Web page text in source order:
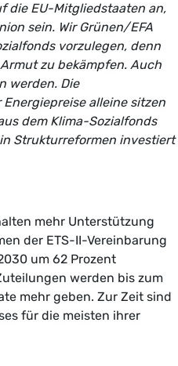
die EU-Mitgliedstaaten an,
sein. Wir Grünen/EFA
vorzulegen, denn
zu bekämpfen. Auch
werden. Die
alleine sitzen
dem Klima-Sozialfonds
Strukturreformen investiert
mehr Unterstützung
der ETS-II-Vereinbarung
um 62 Prozent
werden bis zum
mehr geben. Zur Zeit sind
für die meisten ihrer